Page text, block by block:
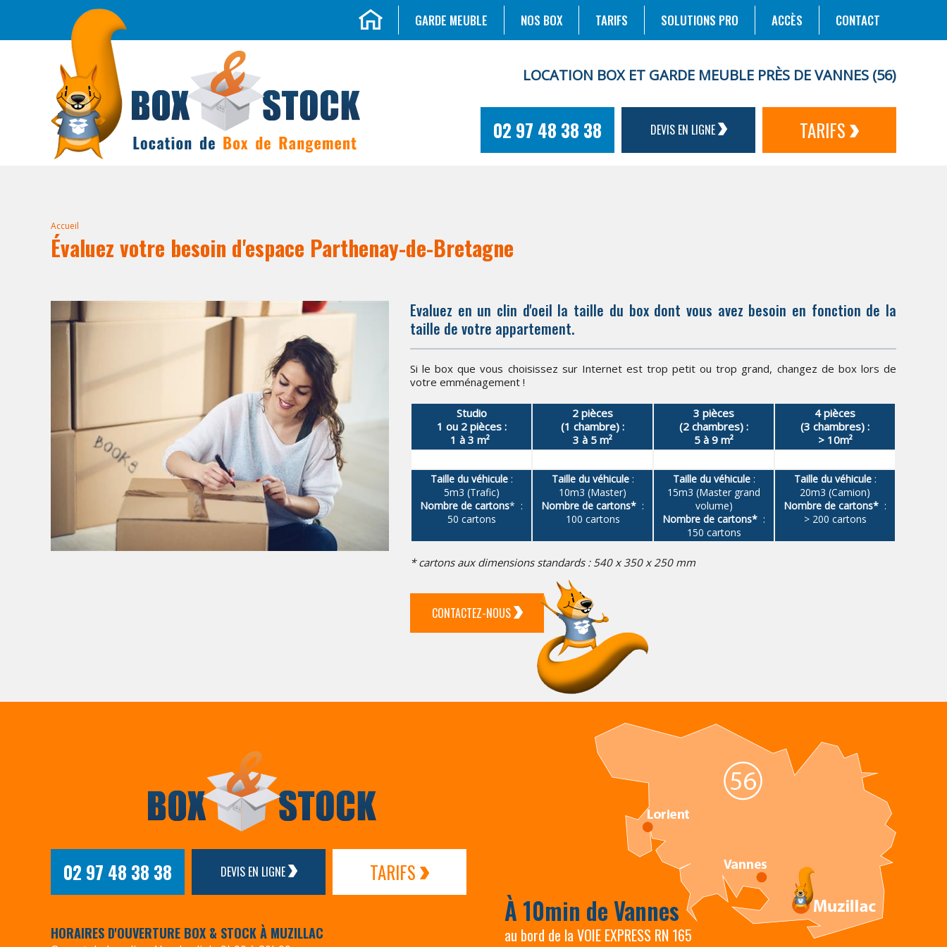
GARDE MEUBLE NOS BOX TARIFS SOLUTIONS PRO ACCÈS CONTACT
LOCATION BOX ET GARDE MEUBLE PRÈS DE VANNES (56)
02 97 48 38 38 DEVIS EN LIGNE TARIFS
Accueil
Évaluez votre besoin d'espace Parthenay-de-Bretagne
Evaluez en un clin d'oeil la taille du box dont vous avez besoin en fonction de la
taille de votre appartement.
Si le box que vous choisissez sur Internet est trop petit ou trop grand, changez de box lors de
votre emménagement !
Studio
1 ou 2 pièces :
1 à 3 m²
2 pièces
(1 chambre) :
3 à 5 m²
3 pièces
(2 chambres) :
5 à 9 m²
4 pièces
(3 chambres) :
> 10m²
Taille du véhicule:
5m3 (Trafic)
Nombre de cartons* :
50 cartons
Taille du véhicule:
10m3 (Master)
Nombre de cartons* :
100 cartons
Taille du véhicule:
15m3 (Master grand
volume)
Nombre de cartons* :
150 cartons
Taille du véhicule:
20m3 (Camion)
Nombre de cartons* :
> 200 cartons
* cartons aux dimensions standards : 540 x 350 x 250 mm
CONTACTEZ-NOUS
02 97 48 38 38 DEVIS EN LIGNE TARIFS
HORAIRES D'OUVERTURE BOX & STOCK À MUZILLAC
À 10min de Vannes
au bord de la VOIE EXPRESS RN 165